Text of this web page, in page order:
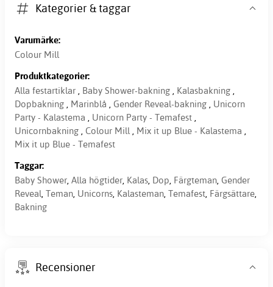
Kategorier & taggar
Varumärke:
Colour Mill
Produktkategorier:
Alla festartiklar , Baby Shower-bakning , Kalasbakning ,
Dopbakning , Marinblå , Gender Reveal-bakning , Unicorn
Party - Kalastema , Unicorn Party - Temafest ,
Unicornbakning , Colour Mill , Mix it up Blue - Kalastema ,
Mix it up Blue - Temafest
Taggar:
Baby Shower, Alla högtider, Kalas, Dop, Färgteman, Gender
Reveal, Teman, Unicorns, Kalasteman, Temafest, Färgsättare,
Bakning
Recensioner